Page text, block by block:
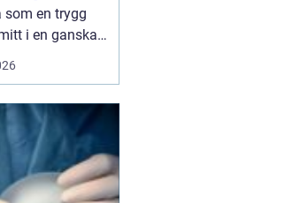
som en trygg
i en ganska
vardag. Skola,
betyg
och
lätt en
press. Då
plats...